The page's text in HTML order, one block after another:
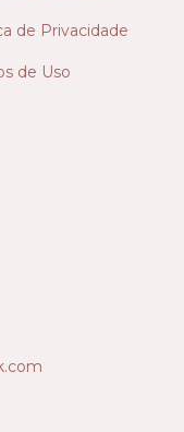
de Privacidade
de Uso